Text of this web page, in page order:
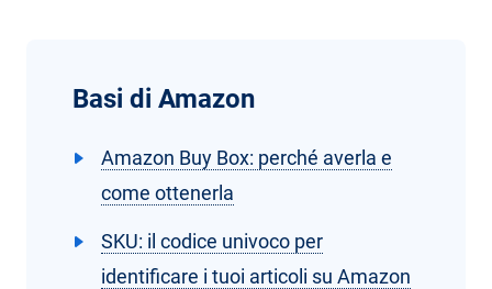
Basi di Amazon
Amazon Buy Box: perché averla e
come ottenerla
SKU: il codice univoco per
identificare i tuoi articoli su Amazon